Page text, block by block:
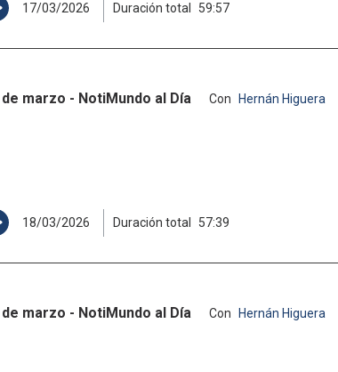
17/03/2026 Duración total 59:57
de marzo - NotiMundo al Día Con Hernán Higuera
18/03/2026 Duración total 57:39
de marzo - NotiMundo al Día Con Hernán Higuera